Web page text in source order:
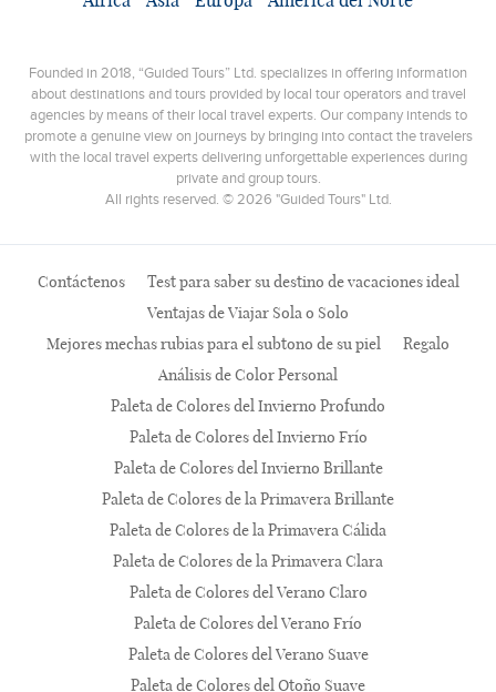
Founded in 2018, “Guided Tours” Ltd. specializes in offering information
about destinations and tours provided by local tour operators and travel
agencies by means of their local travel experts. Our company intends to
promote a genuine view on journeys by bringing into contact the travelers
with the local travel experts delivering unforgettable experiences during
private and group tours.
All rights reserved. © 2026 "Guided Tours" Ltd.
Contáctenos
Test para saber su destino de vacaciones ideal
Ventajas de Viajar Sola o Solo
Mejores mechas rubias para el subtono de su piel
Regalo
Análisis de Color Personal
Paleta de Colores del Invierno Profundo
Paleta de Colores del Invierno Frío
Paleta de Colores del Invierno Brillante
Paleta de Colores de la Primavera Brillante
Paleta de Colores de la Primavera Cálida
Paleta de Colores de la Primavera Clara
Paleta de Colores del Verano Claro
Paleta de Colores del Verano Frío
Paleta de Colores del Verano Suave
Paleta de Colores del Otoño Suave